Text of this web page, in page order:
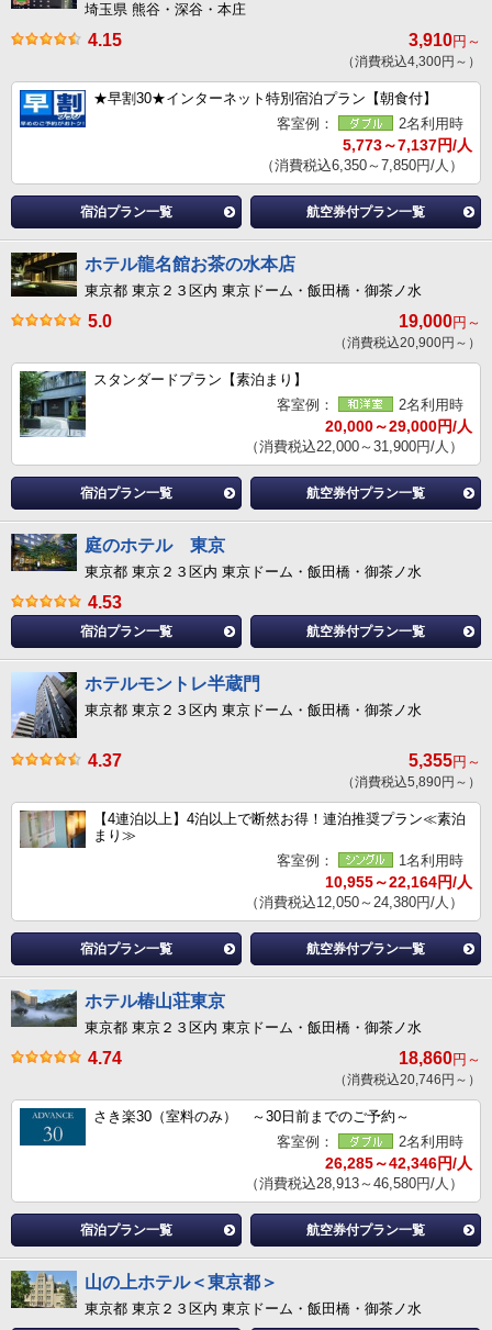
埼玉県 熊谷・深谷・本庄
4.15 3,910円～
（消費税込4,300円～）
★早割30★インターネット特別宿泊プラン【朝食付】
客室例：
2名利用時
5,773～7,137円/人
（消費税込6,350～7,850円/人）
宿泊プラン一覧 航空券付プラン一覧
ホテル龍名館お茶の水本店
東京都 東京２３区内 東京ドーム・飯田橋・御茶ノ水
5.0 19,000円～
（消費税込20,900円～）
スタンダードプラン【素泊まり】
客室例：
2名利用時
20,000～29,000円/人
（消費税込22,000～31,900円/人）
宿泊プラン一覧 航空券付プラン一覧
庭のホテル 東京
東京都 東京２３区内 東京ドーム・飯田橋・御茶ノ水
4.53
宿泊プラン一覧 航空券付プラン一覧
ホテルモントレ半蔵門
東京都 東京２３区内 東京ドーム・飯田橋・御茶ノ水
4.37 5,355円～
（消費税込5,890円～）
【4連泊以上】4泊以上で断然お得！連泊推奨プラン≪素泊
まり≫
客室例：
1名利用時
10,955～22,164円/人
（消費税込12,050～24,380円/人）
宿泊プラン一覧 航空券付プラン一覧
ホテル椿山荘東京
東京都 東京２３区内 東京ドーム・飯田橋・御茶ノ水
4.74 18,860円～
（消費税込20,746円～）
さき楽30（室料のみ） ～30日前までのご予約～
客室例：
2名利用時
26,285～42,346円/人
（消費税込28,913～46,580円/人）
宿泊プラン一覧 航空券付プラン一覧
山の上ホテル＜東京都＞
東京都 東京２３区内 東京ドーム・飯田橋・御茶ノ水